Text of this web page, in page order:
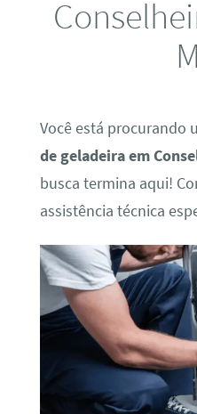
Você está procurando
de geladeira em
busca termina aqui!
assistência técnica